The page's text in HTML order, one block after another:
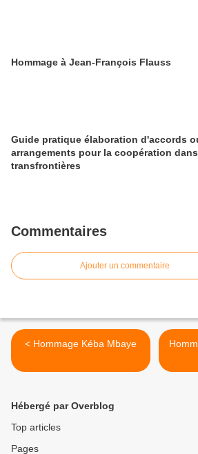
Hommage à Jean-François Flauss
Guide pratique élaboration d'accords
arrangements pour la coopération
transfrontières
Commentaires
Ajouter un commentaire
< Hommage Kéba Mbaye
Hébergé par Overblog
Top articles
Pages